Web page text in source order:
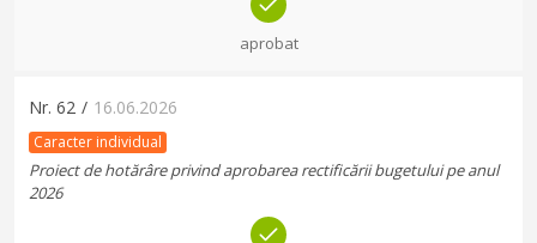
aprobat
Nr. 62 / 16.06.2026
Caracter individual
Proiect de hotărâre privind aprobarea rectificării bugetului pe anul
2026